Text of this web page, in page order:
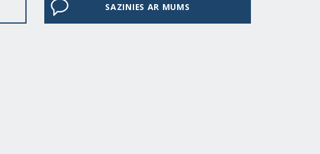
SAZINIES AR MUMS